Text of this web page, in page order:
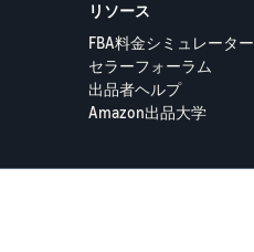
リソース
FBA料金シミュレーター
セラーフォーラム
出品者ヘルプ
Amazon出品大学